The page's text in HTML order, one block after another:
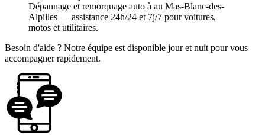
Dépannage et remorquage auto à au Mas-Blanc-des-
Alpilles — assistance 24h/24 et 7j/7 pour voitures,
motos et utilitaires.
Besoin d'aide ? Notre équipe est disponible jour et nuit pour vous
accompagner rapidement.